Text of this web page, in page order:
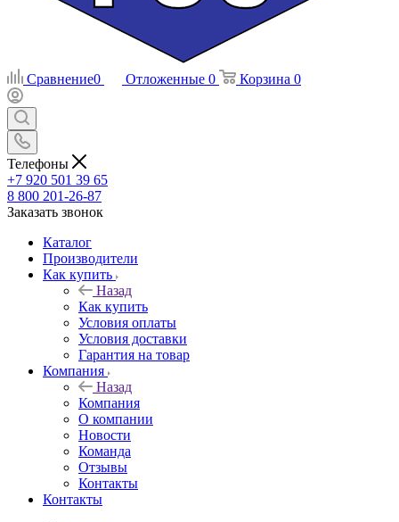
Сравнение0 Отложенные 0 Корзина 0
Телефоны
+7 920 501 39 65
8 800 201-26-87
Заказать звонок
Каталог
Производители
Как купить
Назад
Как купить
Условия оплаты
Условия доставки
Гарантия на товар
Компания
Назад
Компания
О компании
Новости
Команда
Отзывы
Контакты
Контакты